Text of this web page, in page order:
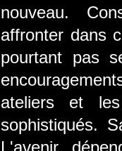
nouveau.
affronter dans
pourtant pas
ateliers et
sophistiqués.